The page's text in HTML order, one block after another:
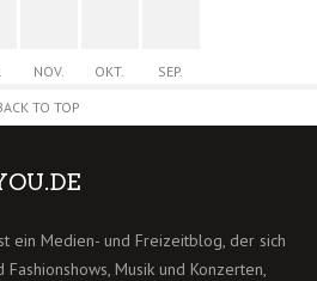
NOV. OKT.
SEP.
TO TOP
ein Medien- und Freizeitblog, der sich
Musik und Konzerten,